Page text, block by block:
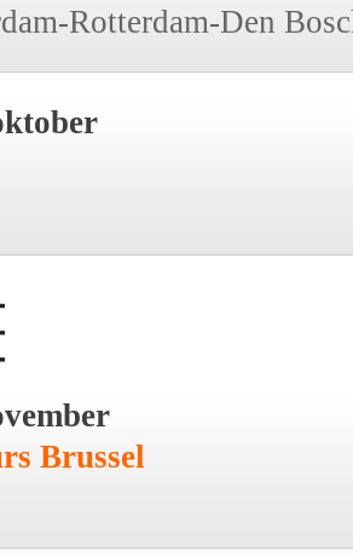
Rotterdam-Den
Brussel